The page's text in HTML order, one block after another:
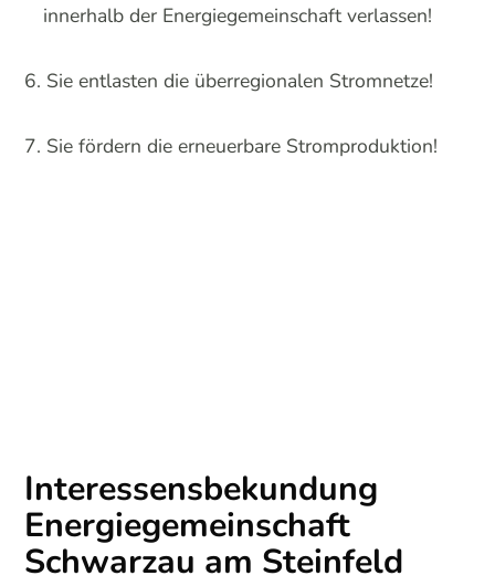
innerhalb der Energiegemeinschaft verlassen!
Sie entlasten die überregionalen Stromnetze!
Sie fördern die erneuerbare Stromproduktion!
Interessensbekundung
Energiegemeinschaft
Schwarzau am Steinfeld